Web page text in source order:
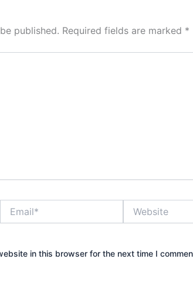
published. Required fields are marked *
in this browser for the next time I